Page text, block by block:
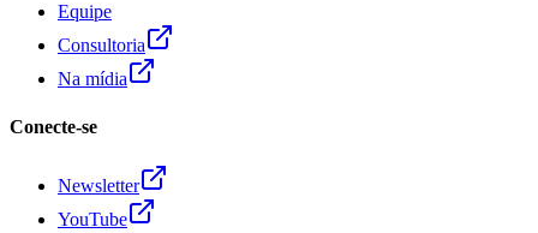
Equipe
Consultoria
Na mídia
Conecte-se
Newsletter
YouTube